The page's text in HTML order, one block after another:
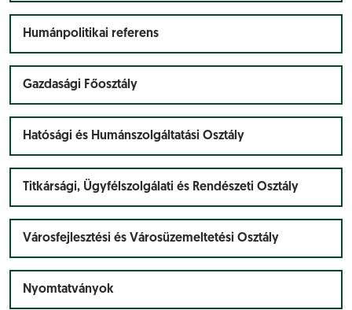
Humánpolitikai referens
Gazdasági Főosztály
Hatósági és Humánszolgáltatási Osztály
Titkársági, Ügyfélszolgálati és Rendészeti Osztály
Városfejlesztési és Városüzemeltetési Osztály
Nyomtatványok